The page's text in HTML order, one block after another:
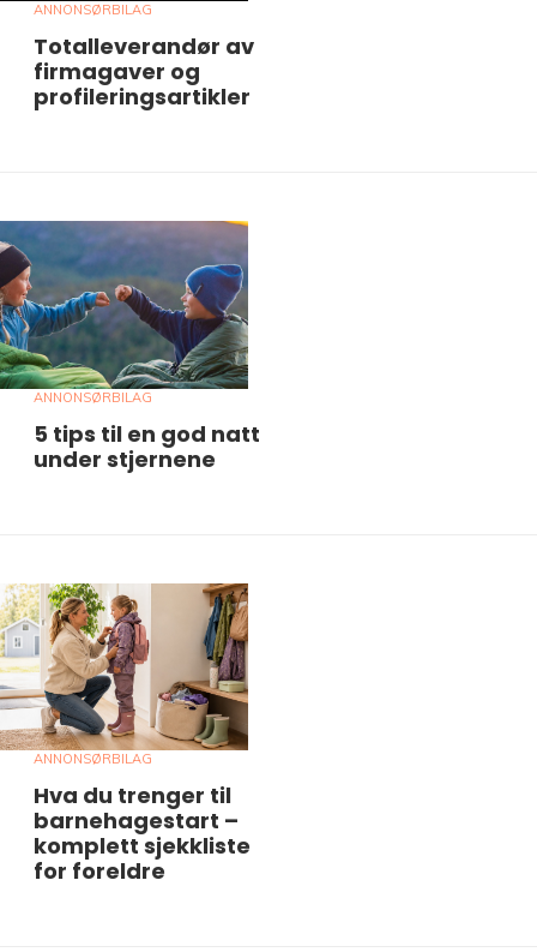
ANNONSØRBILAG
Totalleverandør av
firmagaver og
profileringsartikler
ANNONSØRBILAG
5 tips til en god natt
under stjernene
ANNONSØRBILAG
Hva du trenger til
barnehagestart –
komplett sjekkliste
for foreldre